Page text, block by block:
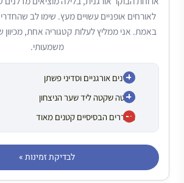
מזרנים אורגניים וסדיני פשתן
סמטה שקטה ליד שער הניצחון
החדרים הבסיסיים קטנים מאוד
לאורחים אופניים עשויים מעץ. שימו לב
באמת. אני ממליץ לעלות קטגוריה אחת,
משמעותי.
לבדיקת זמינות »